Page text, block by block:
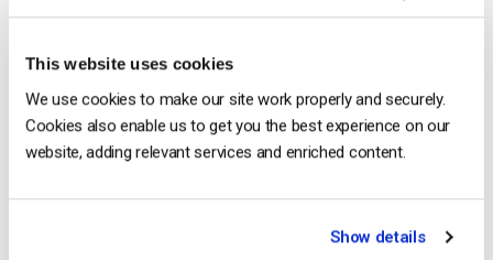
This website uses cookies
We use cookies to make our site work properly and securely.
Cookies also enable us to get you the best experience on our
website, adding relevant services and enriched content.
Show details
Teniendo esto en
cuenta, ¿por qué es tan importante el acceso a las CDN en el
mundo del streaming de vídeo? Cuando transmite vídeo en
directo, quiere garantizar que su contenido llegue a los
significa utilizar una Red de Entrega de Contenidos. Entre